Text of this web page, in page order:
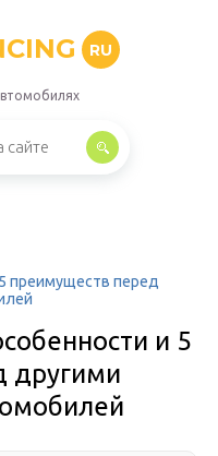
RU
преимуществ перед
и 5
другими